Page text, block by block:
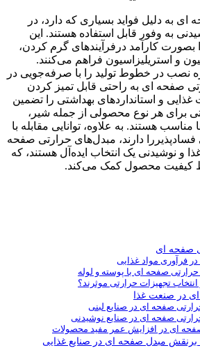
ای به دلیل فواید بسیاری که دارد، در
به وفور قابل استفاده هستند. این
بصورت کارآمد درفرآیندهای گرم کردن،
و استریلیزاسیون فراهم می‌کنند.
نصب در خطوط تولید را با صرفه‌جویی در
صفحه ای به راحتی قابل تمیز کردن
غذایی و استانداردهای بهداشتی را تضمین
برای هر نوع محصولی از جمله شیر،
هستند. به علاوه، توانایی مقابله با
فساد‌پذیررا دارند، مبدل‌های حرارتی صفحه
و نوشیدنی یک انتخاب ایده‌آل هستند، که
کیفیت محصول کمک می‌کند.
صفحه ای
در فرآوری مواد غذایی
صفحه ای با پوسته و لوله
تجهیزات حرارتی موثرند؟
در صنعت غذا
صفحه ای در صنایع لبنی
صفحه ای در صنایع نوشیدنی
ای در افزایش عمر مفید محصولات
برنقش مبدل صفحه ای در صنایع غذایی